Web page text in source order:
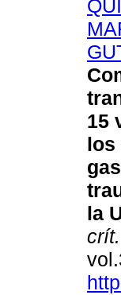
15
los
la